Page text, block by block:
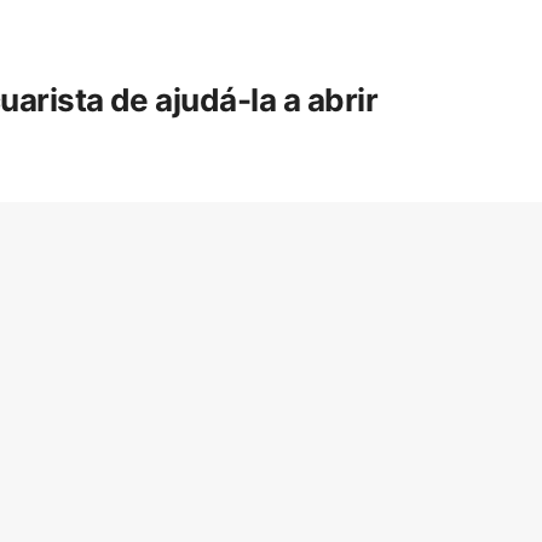
de ajudá-la a abrir